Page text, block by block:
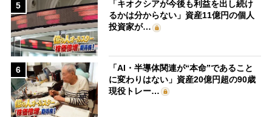
5
「キオクシアが今後も利益を出し続け
るかは分からない」資産11億円の個人
投資家が…
6
「AI・半導体関連が“本命”であること
に変わりはない」資産20億円超の90歳
現役トレー…